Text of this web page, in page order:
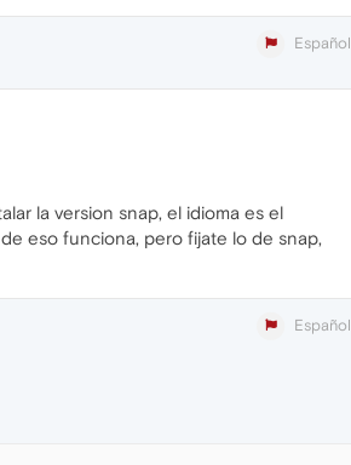
Español
la version snap, el idioma es el
eso funciona, pero fijate lo de snap,
Español